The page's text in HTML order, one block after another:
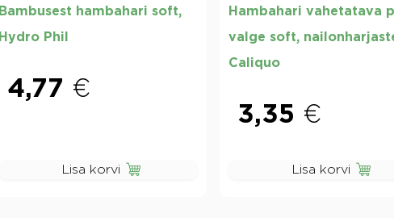
Bambusest hambahari soft,
Hydro Phil
4,77 €
Lisa korvi
Hambahari vahetatava
valge soft,
Caliquo
3,35 €
Lisa korvi